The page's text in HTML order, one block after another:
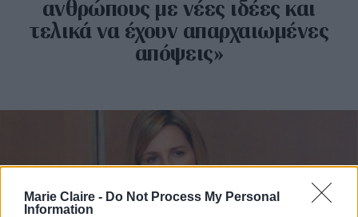
Marie Claire - Do Not Process My Personal
Information
ανθρώπους με νέες ιδέες και
τελικά να έχουν απαρχαιωμένες
απόψεις»